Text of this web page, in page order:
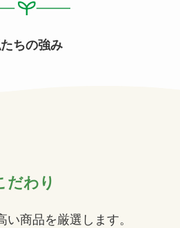
ちの強み
だわり
商品を厳選します。